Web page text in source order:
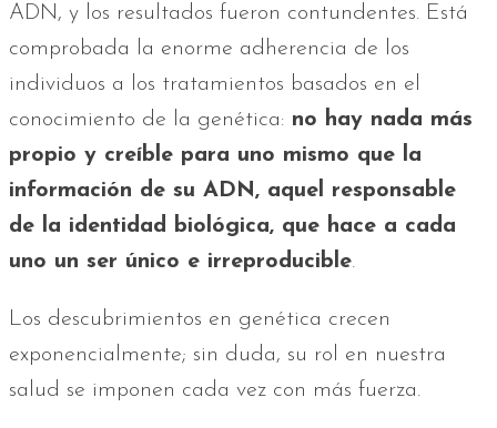
ADN, y los resultados fueron contundentes. Está
comprobada la enorme adherencia de los
individuos a los tratamientos basados en el
conocimiento de la genética: no hay nada más
propio y creíble para uno mismo que la
información de su ADN, aquel responsable
de la identidad biológica, que hace a cada
uno un ser único e irreproducible.
Los descubrimientos en genética crecen
exponencialmente; sin duda, su rol en nuestra
salud se imponen cada vez con más fuerza.